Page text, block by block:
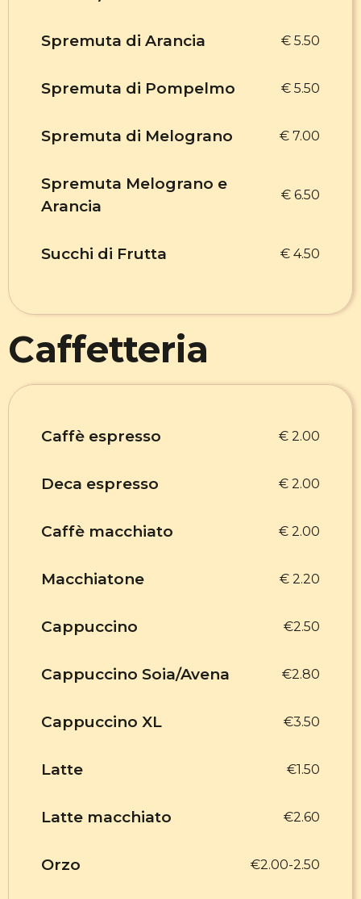
Spremuta di Arancia € 5.50
Spremuta di Pompelmo € 5.50
Spremuta di Melograno € 7.00
Spremuta Melograno e
Arancia
€ 6.50
Succhi di Frutta € 4.50
Caffetteria
Caffè espresso € 2.00
Deca espresso € 2.00
Caffè macchiato € 2.00
Macchiatone € 2.20
Cappuccino €2.50
Cappuccino Soia/Avena €2.80
Cappuccino XL €3.50
Latte €1.50
Latte macchiato €2.60
Orzo €2.00-2.50